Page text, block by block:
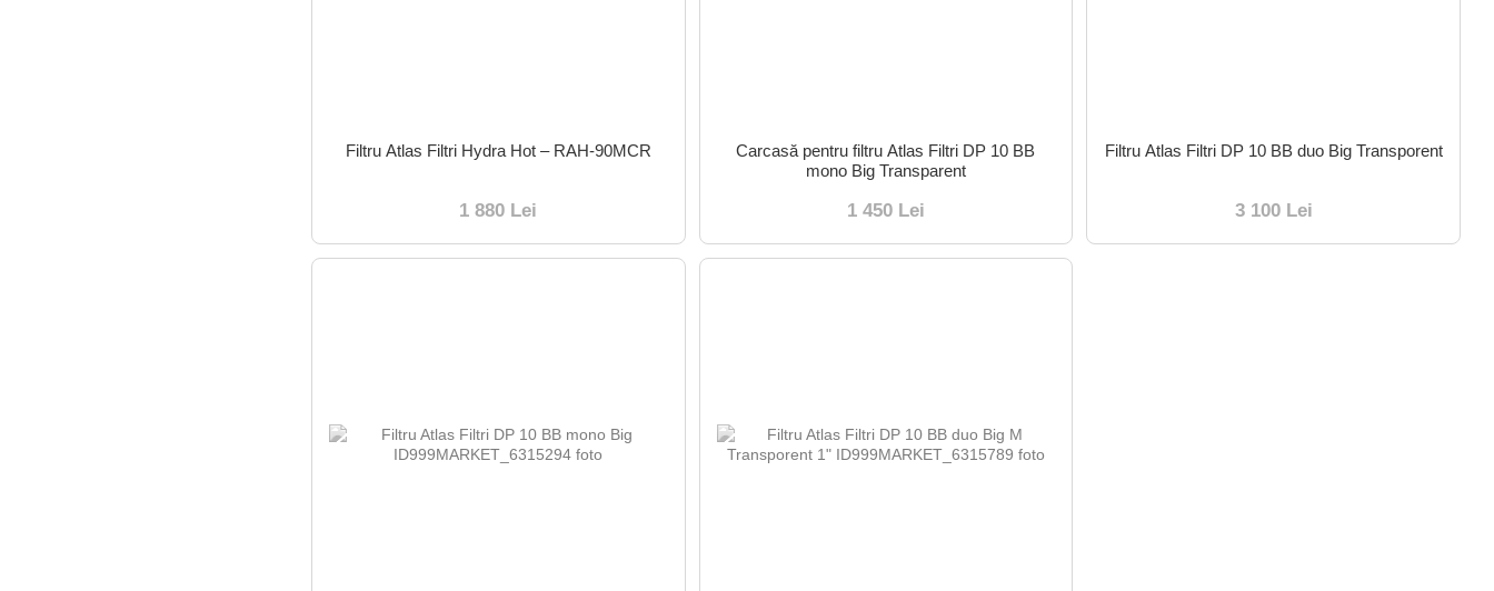
Filtru Atlas Filtri Hydra Hot – RAH-90MCR
1 880 Lei
Carcasă pentru filtru Atlas Filtri DP 10 BB
mono Big Transparent
1 450 Lei
Filtru Atlas Filtri DP 10 BB duo Big Transporent
3 100 Lei